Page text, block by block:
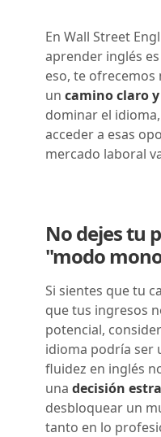
En Wall Street
aprender inglés
eso, te ofrecemos
un camino claro
dominar el
acceder a esas
mercado laboral
No dejes tu
"modo
Si sientes que tu
que tus ingresos
potencial,
idioma podría ser
fluidez en inglés
una decisión
desbloquear un
tanto en lo